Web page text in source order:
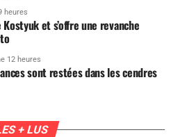
heures
et s’offre une revanche
12 heures
sont restées dans les cendres
+ LUS